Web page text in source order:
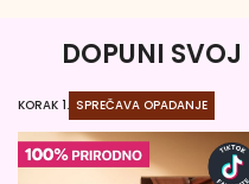
DOPUNI SVOJ
KORAK 1. SPREČAVA OPADANJE